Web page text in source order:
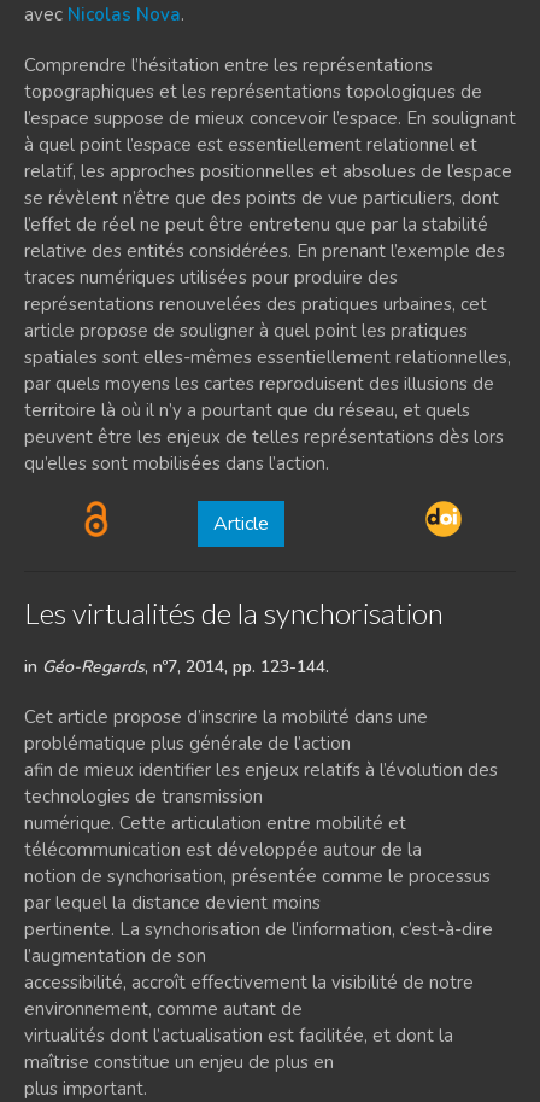
avec Nicolas Nova.
Comprendre l’hésitation entre les représentations
topographiques et les représentations topologiques de
l’espace suppose de mieux concevoir l’espace. En soulignant
à quel point l’espace est essentiellement relationnel et
relatif, les approches positionnelles et absolues de l’espace
se révèlent n’être que des points de vue particuliers, dont
l’effet de réel ne peut être entretenu que par la stabilité
relative des entités considérées. En prenant l’exemple des
traces numériques utilisées pour produire des
représentations renouvelées des pratiques urbaines, cet
article propose de souligner à quel point les pratiques
spatiales sont elles-mêmes essentiellement relationnelles,
par quels moyens les cartes reproduisent des illusions de
territoire là où il n’y a pourtant que du réseau, et quels
peuvent être les enjeux de telles représentations dès lors
qu’elles sont mobilisées dans l’action.
Article
Les virtualités de la synchorisation
in Géo-Regards, nº7, 2014, pp. 123-144.
Cet article propose d’inscrire la mobilité dans une
problématique plus générale de l’action
afin de mieux identifier les enjeux relatifs à l’évolution des
technologies de transmission
numérique. Cette articulation entre mobilité et
télécommunication est développée autour de la
notion de synchorisation, présentée comme le processus
par lequel la distance devient moins
pertinente. La synchorisation de l’information, c’est-à-dire
l’augmentation de son
accessibilité, accroît effectivement la visibilité de notre
environnement, comme autant de
virtualités dont l’actualisation est facilitée, et dont la
maîtrise constitue un enjeu de plus en
plus important.